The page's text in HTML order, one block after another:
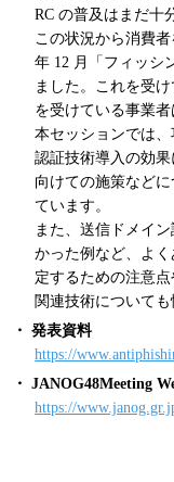
RC の普及はまだ十
この状況から消費
年 12 月「フィッシ
ました。これを受
を受けている事業者
本セッションでは
認証技術導入の効
向けての施策など
ています。
また、送信ドメイ
かった例など、よ
定するための注意
関連技術についても
・ 発表資料
https://
・ JANOG48Meeting
https://